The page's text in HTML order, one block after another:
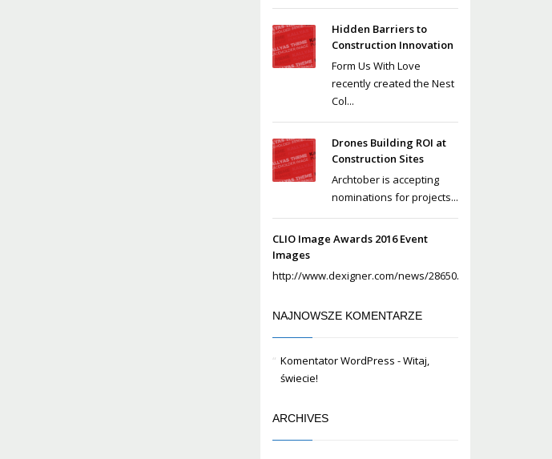
Hidden Barriers to
Construction Innovation
Form Us With Love
recently created the Nest
Col...
Drones Building ROI at
Construction Sites
Archtober is accepting
nominations for projects...
CLIO Image Awards 2016 Event
Images
http://www.dexigner.com/news/28650...
NAJNOWSZE KOMENTARZE
Komentator WordPress -Witaj,
świecie!
ARCHIVES